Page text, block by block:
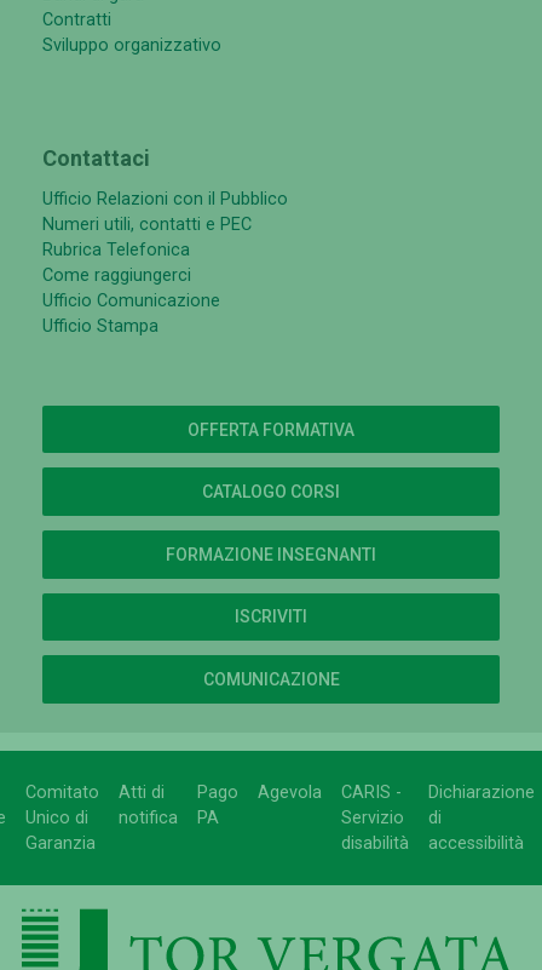
Contratti
Sviluppo organizzativo
Contattaci
Ufficio Relazioni con il Pubblico
Numeri utili, contatti e PEC
Rubrica Telefonica
Come raggiungerci
Ufficio Comunicazione
Ufficio Stampa
OFFERTA FORMATIVA
CATALOGO CORSI
FORMAZIONE INSEGNANTI
ISCRIVITI
COMUNICAZIONE
Comitato
Unico di
Garanzia
Atti di
notifica
Pago
PA
Agevola
CARIS -
Servizio
disabilità
Dichiarazione
di
accessibilità